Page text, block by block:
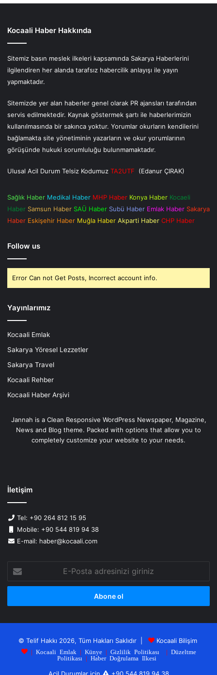
Kocaali Haber Hakkında
Sitemiz basın meslek ilkeleri kapsamında Sakarya Haberlerini
ilgilendiren her alanda tarafsız habercilik anlayışı ile yayın
yapmaktadır.
Sitemizde yer alan haberler genel olarak PR ajansları tarafından
servis edilmektedir. Kaynak göstermek şartı ile haberlerimizin
kullanılmasında bir sakınca yoktur. Yorumlar okurların kendilerini
bağlamakta site yönetiminin yazarların ve okur yorumlarının
görüşünde hukuki sorumluluğu bulunmamaktadır.
Ulusal Acil Durum Telsiz Kodumuz TA2UTF (Edanur ÇIRAK)
Sağlık Haber Medikal Haber MHP Haber Konya Haber Kocaeli
Haber Samsun Haber SAÜ Haber Subü Haber Emlak Haber Sakarya
Haber Eskişehir Haber Muğla Haber Akparti Haber CHP Haber
Follow us
Error Can not Get Posts, Incorrect account info.
Yayınlarımız
Kocaali Emlak
Sakarya Yöresel Lezzetler
Sakarya Travel
Kocaali Rehber
Kocaali Haber Arşivi
Jannah is a Clean Responsive WordPress Newspaper, Magazine,
News and Blog theme. Packed with options that allow you to
completely customize your website to your needs.
İletişim
Tel: +90 264 812 15 95
Mobile: +90 544 819 94 38
E-mail: haber@kocaali.com
Posta
adresinizi
© Telif Hakkı 2026, Tüm Hakları Saklıdır | Kocaali Bilişim
| Kocaali Emlak | Künye| Gizlilik Politikası | Düzeltme
Politikası | Haber Doğrulama Ilkesi